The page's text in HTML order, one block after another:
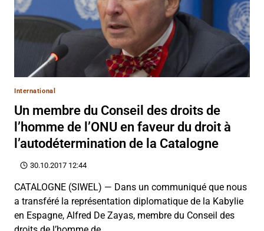
International
Un membre du Conseil des droits de
l’homme de l’ONU en faveur du droit à
l’autodétermination de la Catalogne
30.10.2017 12:44
CATALOGNE (SIWEL) — Dans un communiqué que nous
a transféré la représentation diplomatique de la Kabylie
en Espagne, Alfred De Zayas, membre du Conseil des